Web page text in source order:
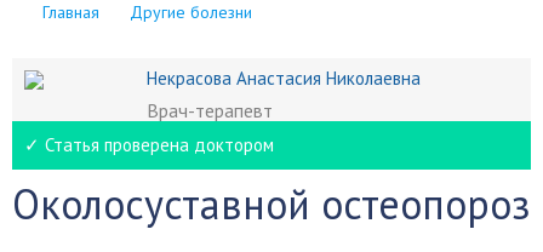
Главная Другие болезни
Некрасова Анастасия Николаевна
Врач-терапевт
✓ Статья проверена доктором
Околосуставной остеопороз